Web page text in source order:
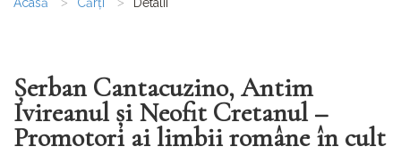
Șerban Cantacuzino, Antim
Ivireanul și Neofit Cretanul –
Promotori ai limbii române în cult